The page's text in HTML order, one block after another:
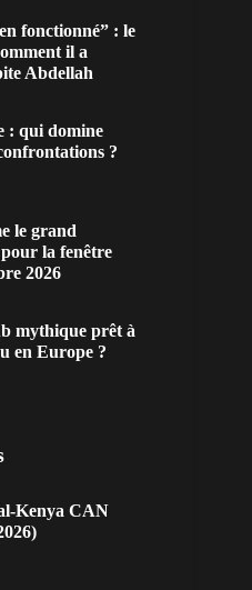
fonctionné” : le
il a
Abdellah
: qui domine
?
le grand
la fenêtre
2026
mythique prêt à
en Europe ?
Kenya CAN